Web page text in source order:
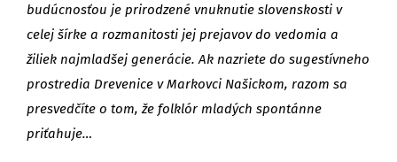
budúcnosťou je prirodzené vnuknutie slovenskosti v
celej šírke a rozmanitosti jej prejavov do vedomia a
žiliek najmladšej generácie. Ak nazriete do sugestívneho
prostredia Drevenice v Markovci Našickom, razom sa
presvedčíte o tom, že folklór mladých spontánne
priťahuje…